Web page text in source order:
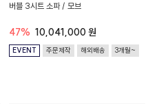
버블 3시트 소파 / 모브
47% 10,041,000 원
EVENT 주문제작 해외배송 3개월~